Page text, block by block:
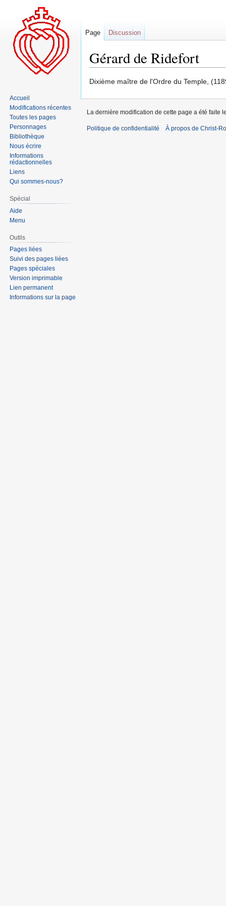
Gérard de Ridefort
Aller
navigation
Aller
recherche
Dixième maître de l'Ordre du Temple,
Page Discussion
Accueil
Modifications récentes
Toutes les pages
Personnages
Bibliothèque
Nous écrire
Informations
rédactionnelles
Liens
Qui sommes-nous?
Spécial
Aide
Menu
Outils
Pages liées
Suivi des pages liées
Pages spéciales
Version imprimable
Lien permanent
Informations sur la page
La dernière modification de cette page a été faite
Politique de confidentialité À propos de Christ-